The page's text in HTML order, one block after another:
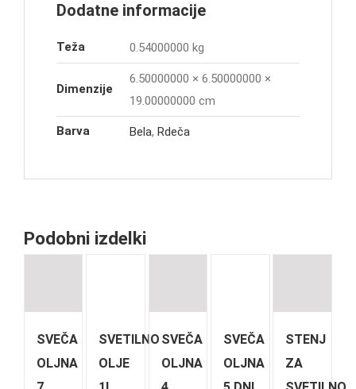
Dodatne informacije
Teža 0.54000000 kg
Dimenzije
6.50000000 × 6.50000000 ×
19.00000000 cm
Barva Bela, Rdeča
Podobni izdelki
SVEČA
OLJNA
SVETILNO
OLJE
SVEČA
OLJNA
SVEČA
OLJNA
STENJ
ZA